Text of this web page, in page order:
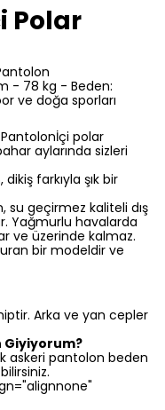
Polar
- 78 kg - Beden:
ve doğa sporları
polar
aylarında sizleri
farkıyla şık bir
geçirmez kaliteli dış
Yağmurlu havalarda
ve üzerinde kalmaz.
bir modeldir ve
Arka ve yan cepler
Giyiyorum?
askeri pantolon beden